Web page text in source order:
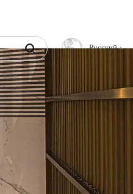
Русский
English
Русский
Español